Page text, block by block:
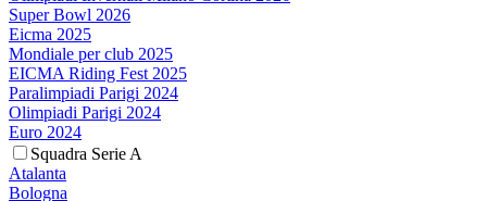
Super Bowl 2026
Eicma 2025
Mondiale per club 2025
EICMA Riding Fest 2025
Paralimpiadi Parigi 2024
Olimpiadi Parigi 2024
Euro 2024
Squadra Serie A
Atalanta
Bologna